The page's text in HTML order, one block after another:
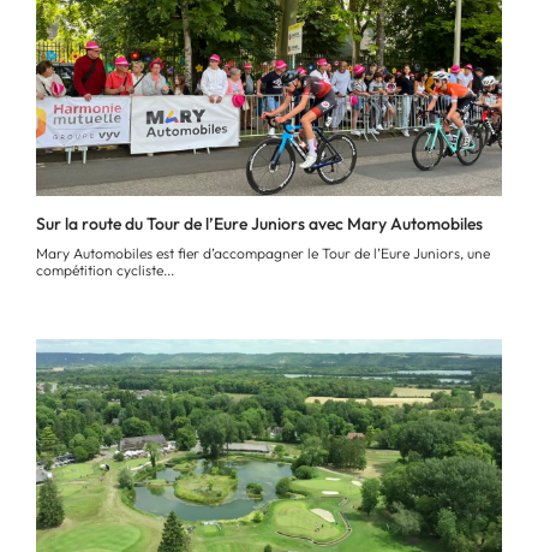
Sur la route du Tour de l’Eure Juniors avec Mary Automobiles
Mary Automobiles est fier d’accompagner le Tour de l’Eure Juniors, une
compétition cycliste...